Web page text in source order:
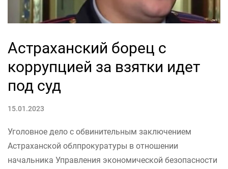
Астраханский борец с
коррупцией за взятки идет
под суд
15.01.2023
Уголовное дело с обвинительным заключением
Астраханской облпрокуратуры в отношении
начальника Управления экономической безопасности